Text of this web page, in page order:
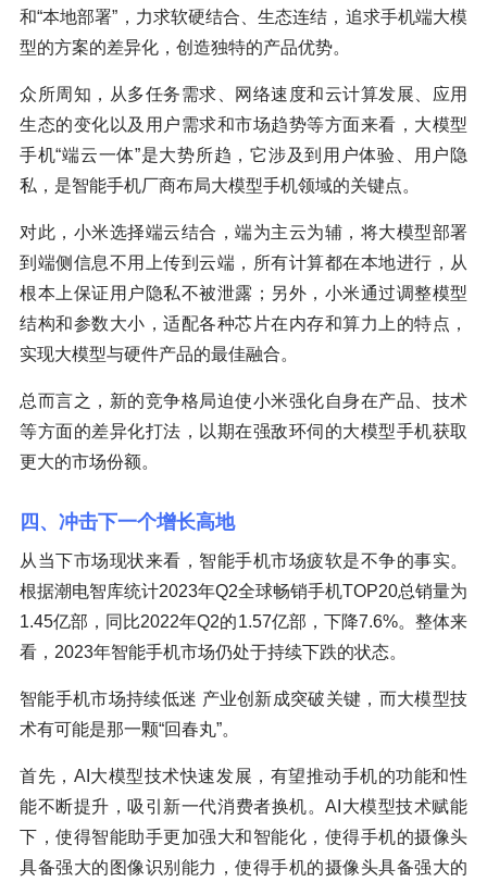
和“本地部署”，力求软硬结合、生态连结，追求手机端大模
型的方案的差异化，创造独特的产品优势。
众所周知，从多任务需求、网络速度和云计算发展、应用
生态的变化以及用户需求和市场趋势等方面来看，大模型
手机“端云一体”是大势所趋，它涉及到用户体验、用户隐
私，是智能手机厂商布局大模型手机领域的关键点。
对此，小米选择端云结合，端为主云为辅，将大模型部署
到端侧信息不用上传到云端，所有计算都在本地进行，从
根本上保证用户隐私不被泄露；另外，小米通过调整模型
结构和参数大小，适配各种芯片在内存和算力上的特点，
实现大模型与硬件产品的最佳融合。
总而言之，新的竞争格局迫使小米强化自身在产品、技术
等方面的差异化打法，以期在强敌环伺的大模型手机获取
更大的市场份额。
四、冲击下一个增长高地
从当下市场现状来看，智能手机市场疲软是不争的事实。
根据潮电智库统计2023年Q2全球畅销手机TOP20总销量为
1.45亿部，同比2022年Q2的1.57亿部，下降7.6%。整体来
看，2023年智能手机市场仍处于持续下跌的状态。
智能手机市场持续低迷 产业创新成突破关键，而大模型技
术有可能是那一颗“回春丸”。
首先，AI大模型技术快速发展，有望推动手机的功能和性
能不断提升，吸引新一代消费者换机。AI大模型技术赋能
下，使得智能助手更加强大和智能化，使得手机的摄像头
具备强大的图像识别能力，使得手机的摄像头具备强大的